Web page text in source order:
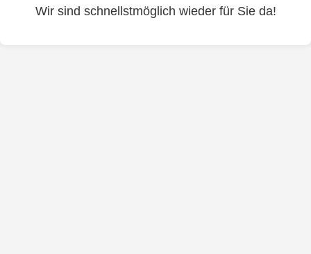
Wir sind schnellstmöglich wieder für Sie da!